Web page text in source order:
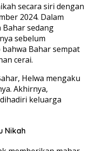
secara siri dengan
2024. Dalam
sedang
sebelum
Bahar sempat
cerai.
Helwa mengaku
Akhirnya,
keluarga
Nikah